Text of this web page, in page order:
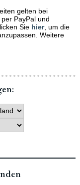
gelten bei
PayPal und
Sie hier, um die
Weitere